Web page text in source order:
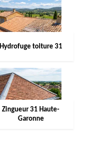
Hydrofuge toiture 31
Zingueur 31 Haute-
Garonne